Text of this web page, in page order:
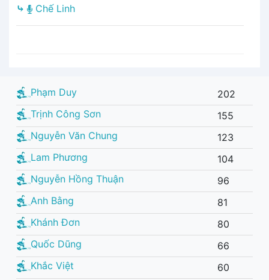
⤷ Chế Linh
Phạm Duy
202
Trịnh Công Sơn
155
Nguyễn Văn Chung
123
Lam Phương
104
Nguyễn Hồng Thuận
96
Anh Bằng
81
Khánh Đơn
80
Quốc Dũng
66
Khắc Việt
60